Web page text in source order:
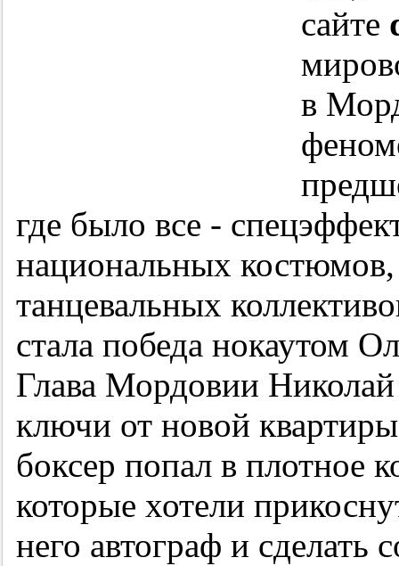
сайте
в
где было все -
национальных
танцевальных
стала победа нокаутом
Глава Мордовии
ключи от новой
боксер попал в плотное
которые хотели
него автограф и